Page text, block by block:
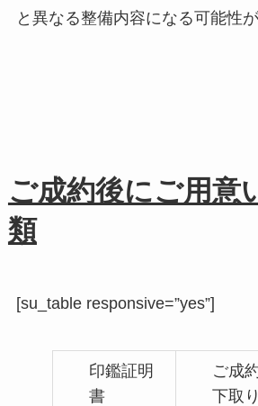
と異なる整備内容になる可能性が
ご成約後にご用意
類
[su_table responsive=”yes”]
印鑑証明
書
ご成
下取